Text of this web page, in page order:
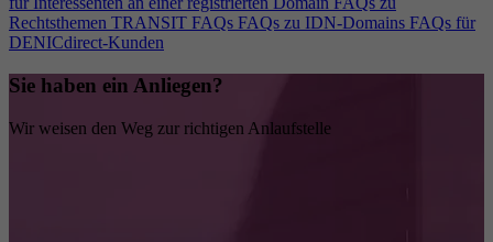
Rechtsthemen TRANSIT FAQs FAQs zu IDN-Domains FAQs für
DENICdirect-Kunden
Sie haben ein Anliegen?
Wir weisen den Weg zur richtigen Anlaufstelle